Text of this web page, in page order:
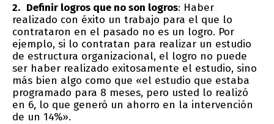
Definir logros que no son logros: Haber
realizado con éxito un trabajo para el que lo
contrataron en el pasado no es un logro. Por
ejemplo, si lo contratan para realizar un estudio
de estructura organizacional, el logro no puede
ser haber realizado exitosamente el estudio, sino
más bien algo como que «el estudio que estaba
programado para 8 meses, pero usted lo realizó
en 6, lo que generó un ahorro en la intervención
de un 14%».